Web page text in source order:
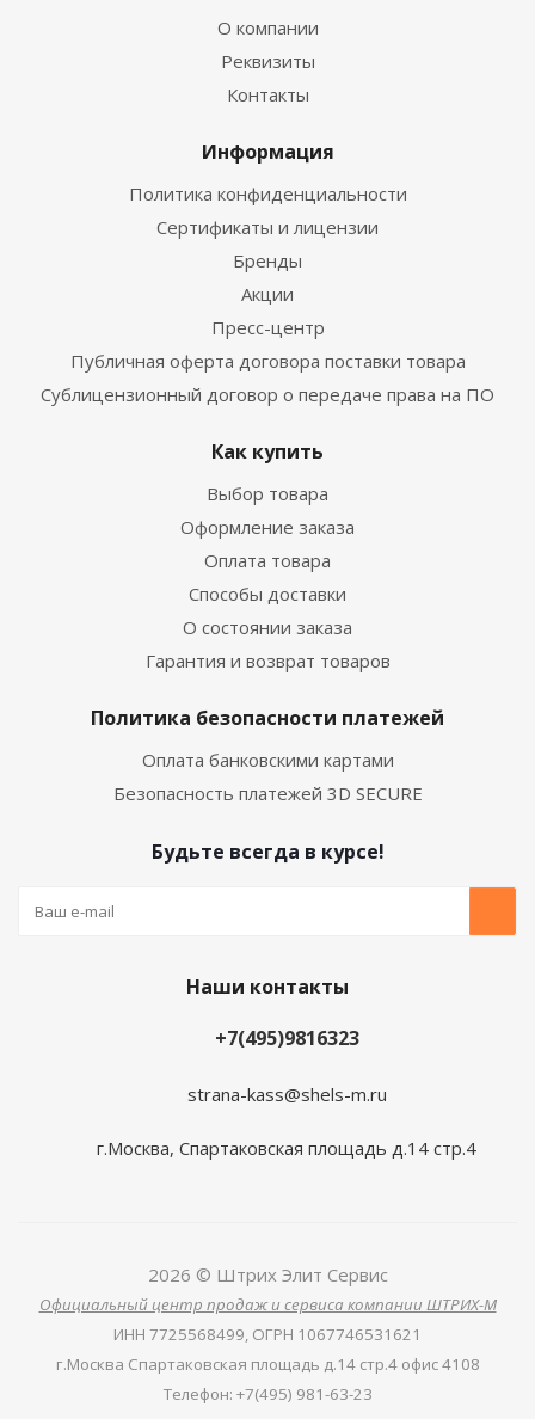
О компании
Реквизиты
Контакты
Информация
Политика конфиденциальности
Сертификаты и лицензии
Бренды
Акции
Пресс-центр
Публичная оферта договора поставки товара
Сублицензионный договор о передаче права на ПО
Как купить
Выбор товара
Оформление заказа
Оплата товара
Способы доставки
О состоянии заказа
Гарантия и возврат товаров
Политика безопасности платежей
Оплата банковскими картами
Безопасность платежей 3D SECURE
Будьте всегда в курсе!
Наши контакты
+7(495)9816323
strana-kass@shels-m.ru
г.Москва, Спартаковская площадь д.14 стр.4
2026 © Штрих Элит Сервис
Официальный центр продаж и сервиса компании ШТРИХ-М
ИНН 7725568499, ОГРН 1067746531621
г.Москва Спартаковская площадь д.14 стр.4 офис 4108
Телефон: +7(495) 981-63-23